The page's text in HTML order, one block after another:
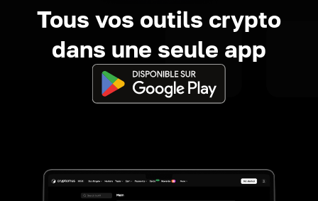
Tous vos outils crypto
dans une seule app